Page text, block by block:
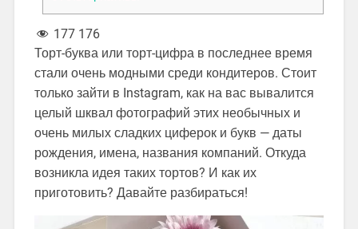
177 176
Торт-буква или торт-цифра в последнее время
стали очень модными среди кондитеров. Стоит
только зайти в Instagram, как на вас вывалится
целый шквал фотографий этих необычных и
очень милых сладких циферок и букв — даты
рождения, имена, названия компаний. Откуда
возникла идея таких тортов? И как их
приготовить? Давайте разбираться!